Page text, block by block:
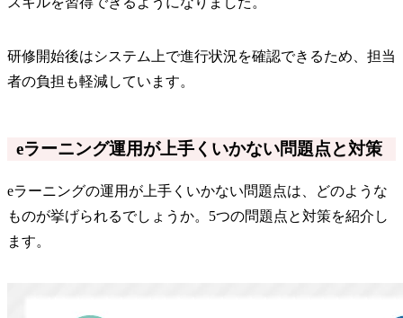
研修開始後はシステム上で進行状況を確認できるため、担当
者の負担も軽減しています。
eラーニング運用が上手くいかない問題点と対策
eラーニングの運用が上手くいかない問題点は、どのような
ものが挙げられるでしょうか。5つの問題点と対策を紹介し
ます。